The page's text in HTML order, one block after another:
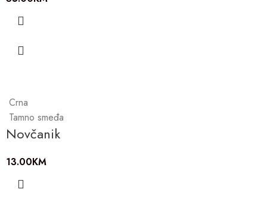
Crna
Tamno smeđa
Novčanik
13.00KM